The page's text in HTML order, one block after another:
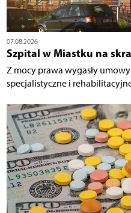
07.08.2026
Szpital w Miastku na
Z mocy prawa wygasły
specjalistyczne i